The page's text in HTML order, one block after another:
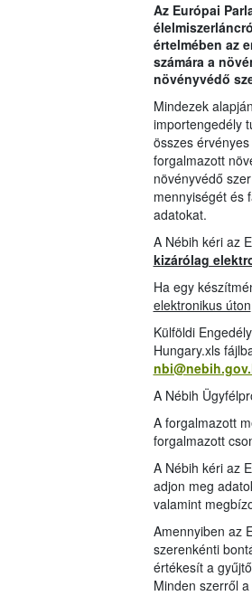
Az Európai
értelmében az
számára a
növényvédő
Mindezek
importengedély
összes
forgalmazott
növényvédő
mennyiségét és
adatokat.
A Nébih kéri az
kizárólag
Ha egy
elektronikus úton
Külföldi
Hungary.xls
A Nébih
A forgalmazott
forgalmazott
A Nébih kéri az
adjon meg
valamint
Amennyiben az
szerenkénti
értékesít a
Minden szerről